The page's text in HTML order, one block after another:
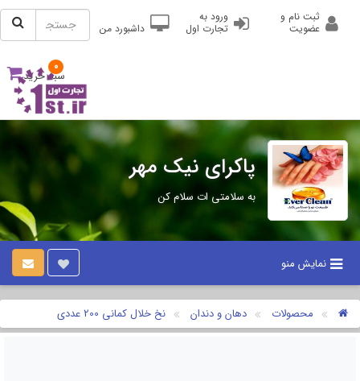
ثبت نام و
عضویت
ورود به
تجارت اول داشبورد من
0
سبد خرید
پاکرای نیک مهر
به سلامتی ات سلام کن
نمایش منو
محصولات دهان و دندان نخ خلال کمانی 200 عددی